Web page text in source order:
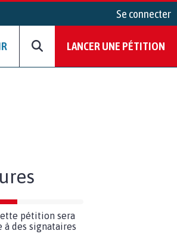
Se connecter
LANCER UNE PÉTITION
pétition sera
des signataires